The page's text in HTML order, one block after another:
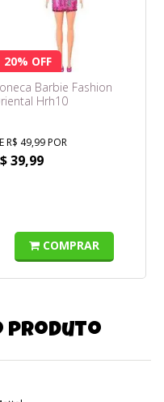
20% OFF
Barbie Fashion
Hrh10
R$ 49,99 POR
39,99
COMPRAR
produto